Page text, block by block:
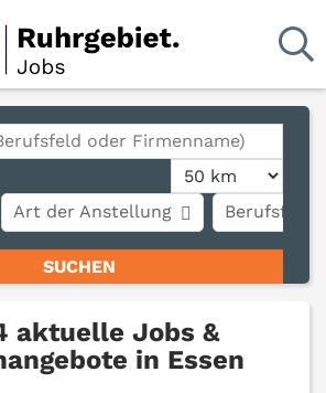
Art der Anstellung Berufsfeld
aktuelle Jobs &
in Essen